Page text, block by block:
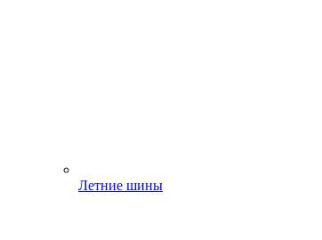
Летние шины